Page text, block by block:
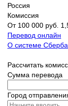
Россия
Комиссия
От 100 000 руб.
Перевод онлайн
О системе
Рассчитать
Сумма перевода
Город